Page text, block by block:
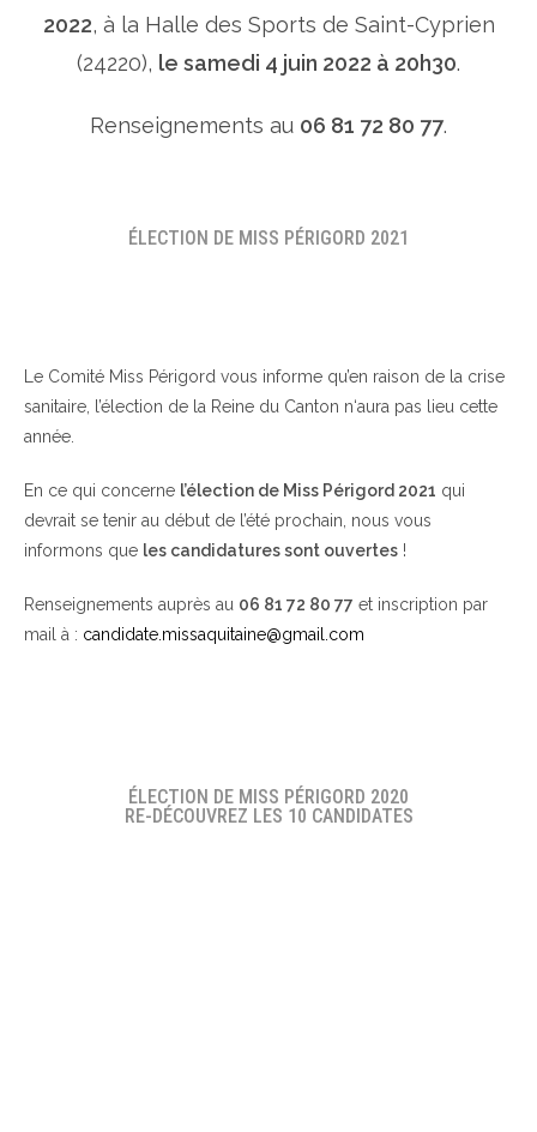
2022, à la Halle des Sports de Saint-Cyprien
(24220), le samedi 4 juin 2022 à 20h30.
Renseignements au 06 81 72 80 77.
ÉLECTION DE MISS PÉRIGORD 2021
Le Comité Miss Périgord vous informe qu’en raison de la crise
sanitaire, l’élection de la Reine du Canton n‘aura pas lieu cette
année.
En ce qui concerne l’élection de Miss Périgord 2021 qui
devrait se tenir au début de l’été prochain, nous vous
informons que les candidatures sont ouvertes !
Renseignements auprès au 06 81 72 80 77 et inscription par
mail à : candidate.missaquitaine@gmail.com
ÉLECTION DE MISS PÉRIGORD 2020
RE-DÉCOUVREZ LES 10 CANDIDATES